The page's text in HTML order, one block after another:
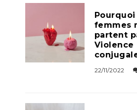
Pourquoi
femmes
partent
Violence
22/11/2022